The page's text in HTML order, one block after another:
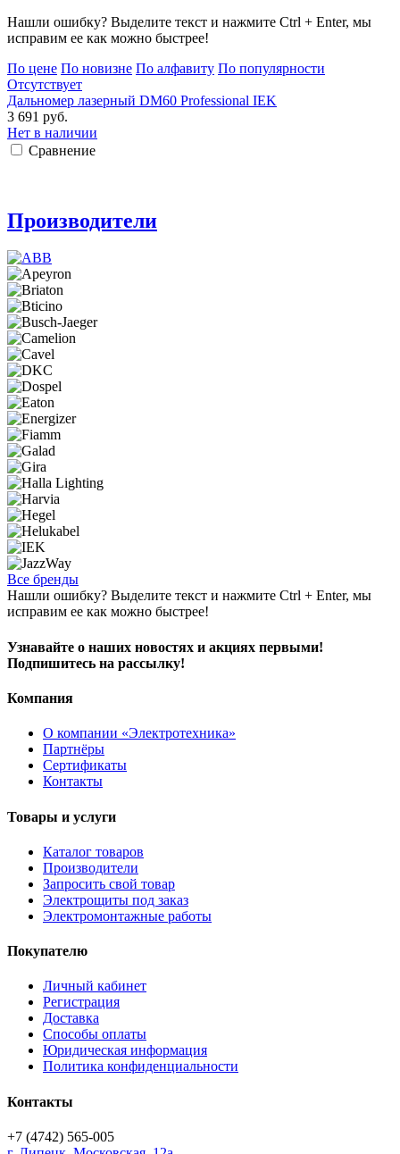
Нашли ошибку? Выделите текст и нажмите Ctrl + Enter, мы
исправим ее как можно быстрее!
По цене По новизне По алфавиту По популярности
Отсутствует
Дальномер лазерный DM60 Professional IEK
3 691 руб.
Нет в наличии
Сравнение
Производители
Все бренды
Нашли ошибку? Выделите текст и нажмите Ctrl + Enter, мы
исправим ее как можно быстрее!
Узнавайте о наших новостях и акциях первыми!
Подпишитесь на рассылку!
Компания
О компании «Электротехника»
Партнёры
Сертификаты
Контакты
Товары и услуги
Каталог товаров
Производители
Запросить свой товар
Электрощиты под заказ
Электромонтажные работы
Покупателю
Личный кабинет
Регистрация
Доставка
Способы оплаты
Юридическая информация
Политика конфиденциальности
Контакты
+7 (4742) 565-005